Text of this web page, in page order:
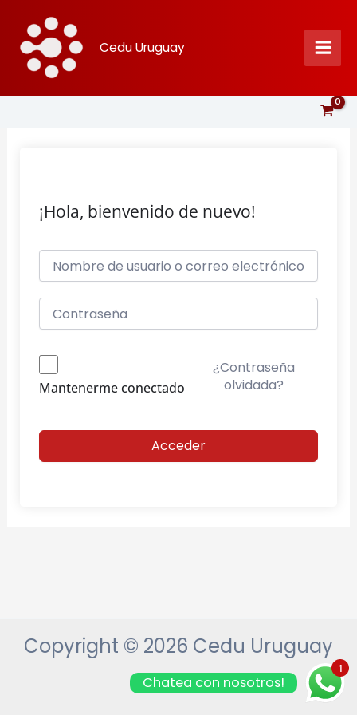
contenido
Cedu Uruguay
¡Hola, bienvenido de nuevo!
Mantenerme conectado
¿Contraseña
olvidada?
Acceder
Copyright © 2026 Cedu Uruguay
1
Chatea con nosotros!